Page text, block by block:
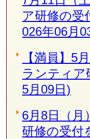
ア研修の受
026年06月
【満員】5
ランティア
5月09日)
6月8日（月
研修の受付